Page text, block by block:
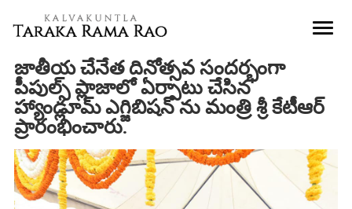
జాతీయ చేనేత దినోత్సవ సందర్భంగా
పీపుల్స్ ప్లాజాలో ఏర్పాటు చేసిన
హ్యాండ్లూమ్ ఎగ్జిబిషన్ ను మంత్రి శ్రీ కేటీఆర్
ప్రారంభించారు.